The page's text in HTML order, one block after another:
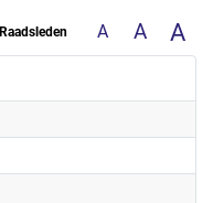
Raadsleden A A A